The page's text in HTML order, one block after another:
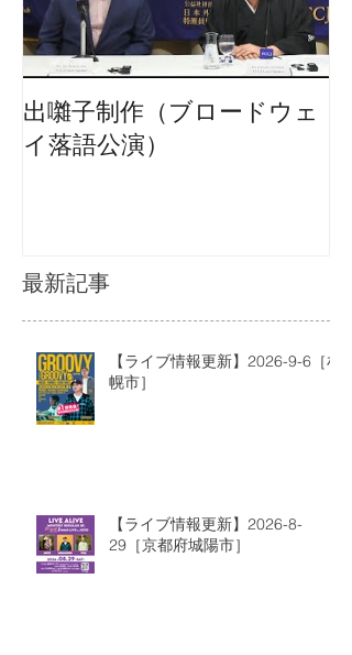
出囃子制作（ブロードウェ
イ落語公演）
最新記事
【ライブ情報更新】2026-9-6［札
幌市］
【ライブ情報更新】2026-8-
29［京都府城陽市］